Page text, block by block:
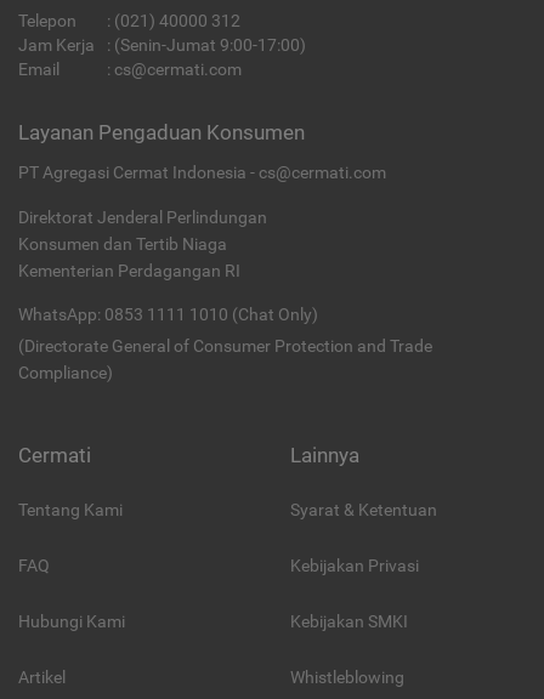
Telepon : (021) 40000 312
Jam Kerja
: (Senin-Jumat 9:00-17:00)
Email
: cs@cermati.com
Layanan Pengaduan Konsumen
PT Agregasi Cermat Indonesia - cs@cermati.com
Direktorat Jenderal Perlindungan
Konsumen dan Tertib Niaga
Kementerian Perdagangan RI
WhatsApp: 0853 1111 1010 (Chat Only)
(Directorate General of Consumer Protection and Trade
Compliance)
Cermati
Tentang Kami
FAQ
Hubungi Kami
Artikel
Lainnya
Syarat & Ketentuan
Kebijakan Privasi
Kebijakan SMKI
Whistleblowing